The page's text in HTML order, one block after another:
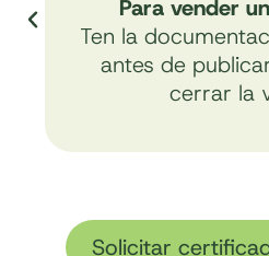
Para vender
Ten la
antes de
cerrar la
Solicitar